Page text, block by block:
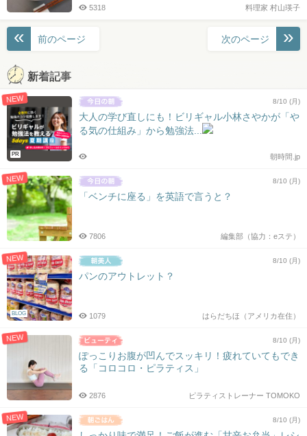
料理家 村山瑛子
5318
投
稿
ナ
ビ
ゲ
ー
シ
ョ
次のページ
前のページ
新着記事
NEW
PR
8/10 (月)
大人の学び直しにも！ビリギャル小林さやかが「や
る気の仕組み」から勉強法...
朝時間.jp
NEW 8/10 (月)
「ベンチに座る」を英語で言うと？
編集部（協力：eステ）
7806
NEW
BLOG
8/10 (月)
パンのアウトレット？
はらだちほ（アメリカ在住）
1079
NEW 8/10 (月)
ぽっこりお腹が凹んでスッキリ！疲れていてもでき
る「コロコロ・ピラティス」
ピラティストレーナー TOMOKO
2876
NEW 8/10 (月)